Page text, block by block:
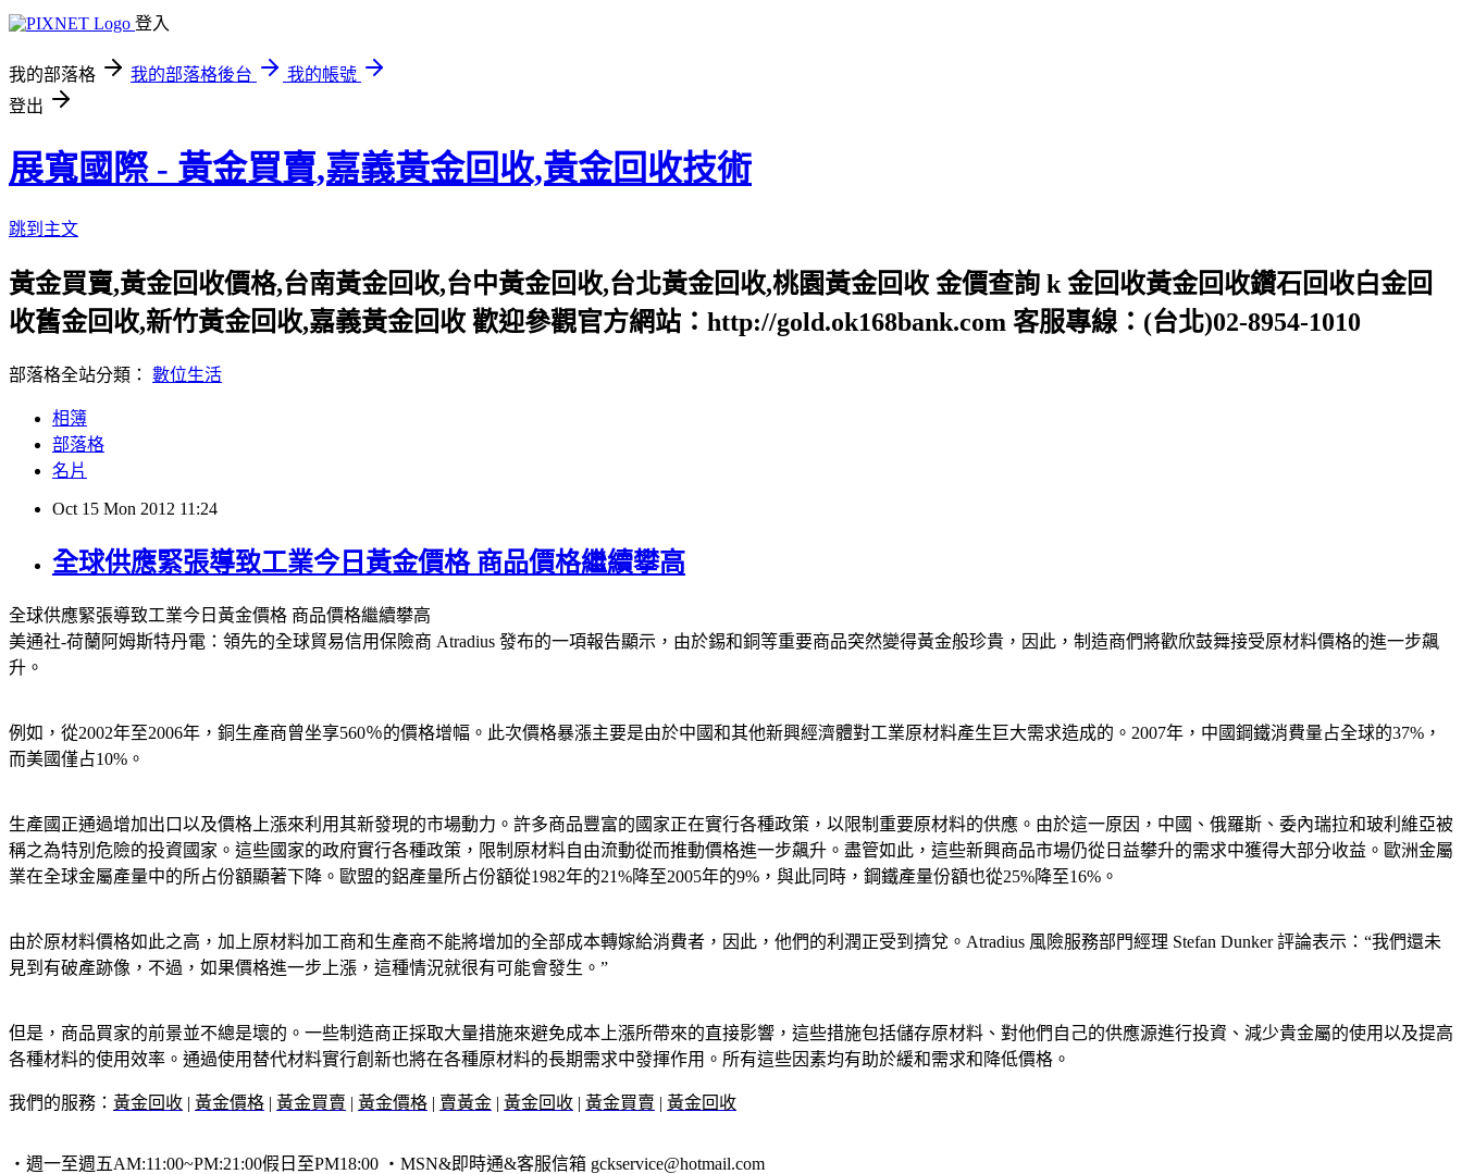
登入
我的部落格 我的部落格後台
我的帳號
登出
展寬國際 - 黃金買賣,嘉義黃金回收,黃金回收技術
跳到主文
黃金買賣,黃金回收價格,台南黃金回收,台中黃金回收,台北黃金回收,桃園黃金回收 金價查詢 k 金回收黃金回收鑽石回收白金回
收舊金回收,新竹黃金回收,嘉義黃金回收 歡迎參觀官方網站：http://gold.ok168bank.com 客服專線：(台北)02-8954-1010
部落格全站分類： 數位生活
相簿
部落格
名片
Oct 15 Mon 2012 11:24
全球供應緊張導致工業今日黃金價格 商品價格繼續攀高
全球供應緊張導致工業今日黃金價格 商品價格繼續攀高
美通社-荷蘭阿姆斯特丹電：領先的全球貿易信用保險商 Atradius 發布的一項報告顯示，由於錫和銅等重要商品突然變得黃金般珍貴，因此，制造商們將歡欣鼓舞接受原材料價格的進一步飆
升。
例如，從2002年至2006年，銅生產商曾坐享560％的價格增幅。此次價格暴漲主要是由於中國和其他新興經濟體對工業原材料產生巨大需求造成的。2007年，中國鋼鐵消費量占全球的37%，
而美國僅占10%。
生產國正通過增加出口以及價格上漲來利用其新發現的市場動力。許多商品豐富的國家正在實行各種政策，以限制重要原材料的供應。由於這一原因，中國、俄羅斯、委內瑞拉和玻利維亞被
稱之為特別危險的投資國家。這些國家的政府實行各種政策，限制原材料自由流動從而推動價格進一步飆升。盡管如此，這些新興商品市場仍從日益攀升的需求中獲得大部分收益。歐洲金屬
業在全球金屬產量中的所占份額顯著下降。歐盟的鋁產量所占份額從1982年的21%降至2005年的9%，與此同時，鋼鐵產量份額也從25%降至16%。
由於原材料價格如此之高，加上原材料加工商和生產商不能將增加的全部成本轉嫁給消費者，因此，他們的利潤正受到擠兌。Atradius 風險服務部門經理 Stefan Dunker 評論表示：“我們還未
見到有破產跡像，不過，如果價格進一步上漲，這種情況就很有可能會發生。”
但是，商品買家的前景並不總是壞的。一些制造商正採取大量措施來避免成本上漲所帶來的直接影響，這些措施包括儲存原材料、對他們自己的供應源進行投資、減少貴金屬的使用以及提高
各種材料的使用效率。通過使用替代材料實行創新也將在各種原材料的長期需求中發揮作用。所有這些因素均有助於緩和需求和降低價格。
我們的服務： 黃金回收 | 黃金價格 | 黃金買賣 | 黃金價格 | 賣黃金 | 黃金回收 | 黃金買賣 | 黃金回收
‧週一至週五AM:11:00~PM:21:00假日至PM18:00 ‧MSN&即時通&客服信箱 gckservice@hotmail.com